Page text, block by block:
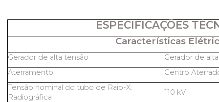
ESPECIFICAÇÕES
Características
Gerador de alta tensão
Gerador de
Aterramento
Centro
Tensão nominal do tubo de Raio-X:
Radiográfica
110 kV